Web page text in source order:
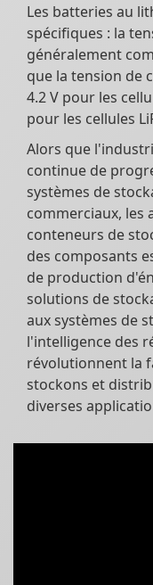
Les batteries au
spécifiques : la
généralement
que la tension de
4.2 V pour les
pour les cellules
Alors que
continue de
systèmes de
commerciaux, les
conteneurs de
des composants
de production
solutions de
aux systèmes de
l'intelligence des
révolutionnent la
stockons et
diverses